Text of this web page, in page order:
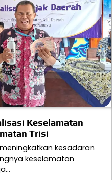
Keselamatan
Trisi
kesadaran
keselamatan